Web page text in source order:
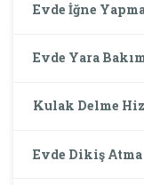
Evde İğne
Evde Yara
Kulak Delme
Evde Dikiş Atma